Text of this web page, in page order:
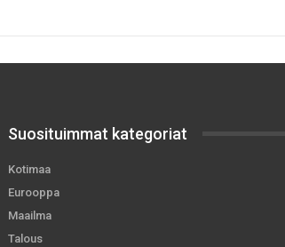
Suosituimmat kategoriat
Kotimaa
Eurooppa
Maailma
Talous